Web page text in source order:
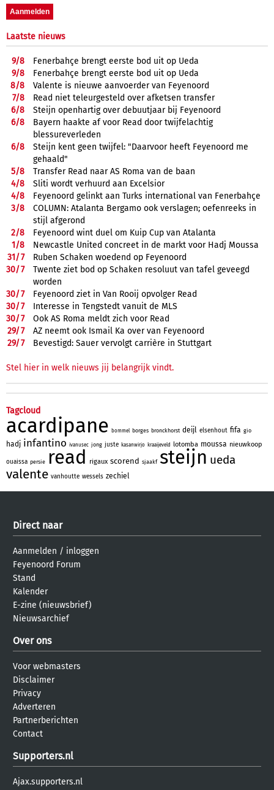
Laatste nieuws
9/8
Fenerbahçe brengt eerste bod uit op Ueda
9/8
Fenerbahçe brengt eerste bod uit op Ueda
8/8
Valente is nieuwe aanvoerder van Feyenoord
7/8
Read niet teleurgesteld over afketsen transfer
6/8
Steijn openhartig over debuutjaar bij Feyenoord
6/8
Bayern haakte af voor Read door twijfelachtig
blessureverleden
6/8
Steijn kent geen twijfel: "Daarvoor heeft Feyenoord me
gehaald"
5/8
Transfer Read naar AS Roma van de baan
4/8
Sliti wordt verhuurd aan Excelsior
4/8
Feyenoord gelinkt aan Turks international van Fenerbahçe
3/8
COLUMN: Atalanta Bergamo ook verslagen; oefenreeks in
stijl afgerond
2/8
Feyenoord wint duel om Kuip Cup van Atalanta
1/8
Newcastle United concreet in de markt voor Hadj Moussa
31/7
Ruben Schaken woedend op Feyenoord
30/7
Twente ziet bod op Schaken resoluut van tafel geveegd
worden
30/7
Feyenoord ziet in Van Rooij opvolger Read
30/7
Interesse in Tengstedt vanuit de MLS
30/7
Ook AS Roma meldt zich voor Read
29/7
AZ neemt ook Ismail Ka over van Feyenoord
29/7 Bevestigd: Sauer vervolgt carrière in Stuttgart
Stel hier in welk nieuws jij belangrijk vindt.
Tagcloud
acardipane bommel borges bronckhorst deijl elsenhout fifa gio
hadj infantino ivanusec jong juste kasanwirjo kraaijeveld lotomba moussa nieuwkoop
ouaissa persie read rigaux scorend sjaakf steijn ueda
valente vanhoutte wessels zechiel
Direct naar
Aanmelden / inloggen
Feyenoord Forum
Stand
Kalender
E-zine (nieuwsbrief)
Nieuwsarchief
Over ons
Voor webmasters
Disclaimer
Privacy
Adverteren
Partnerberichten
Contact
Supporters.nl
Ajax.supporters.nl